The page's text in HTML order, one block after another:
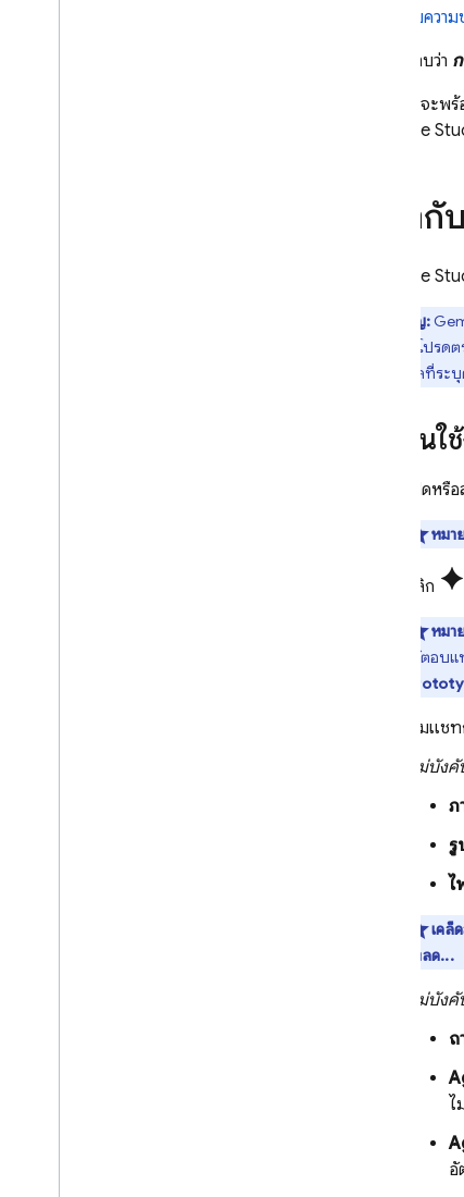
รับควา
โปรดทราบว่า
จะพร้
Firebase
แชทกับ
Firebase
สำคัญ:
Google โปรด
ส่วนบุคคลที่ระ
เริ่มต้น
เปิดห
หมา
คลิก spark
หมา
โต้ตอบ
เริ่มแช
(ไม่บัง
ภ
รู
ไ
เคล็
โหลด...
(ไม่บัง
ถ
ไ
อั